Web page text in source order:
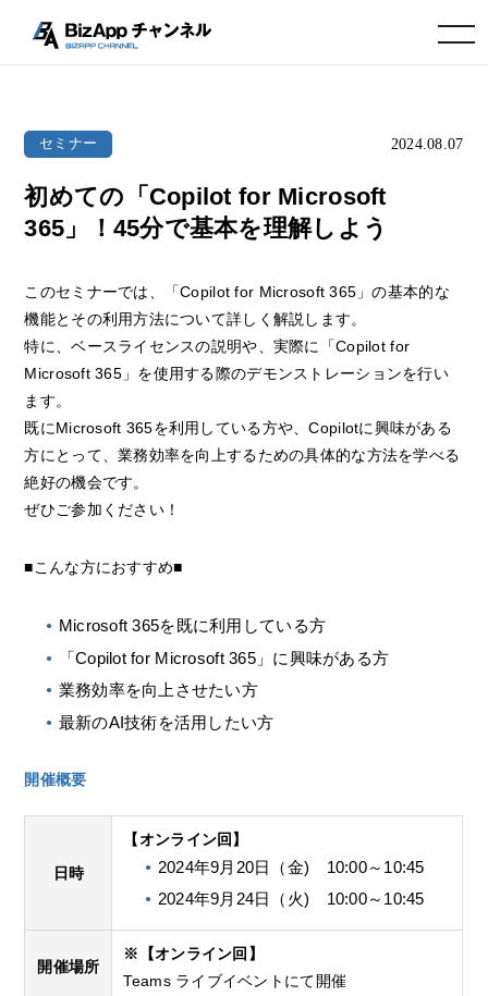
toggle navigation
セミナー 2024.08.07
初めての「Copilot for Microsoft
365」！45分で基本を理解しよう
このセミナーでは、「Copilot for Microsoft 365」の基本的な
機能とその利用方法について詳しく解説します。
特に、ベースライセンスの説明や、実際に「Copilot for
Microsoft 365」を使用する際のデモンストレーションを行い
ます。
既にMicrosoft 365を利用している方や、Copilotに興味がある
方にとって、業務効率を向上するための具体的な方法を学べる
絶好の機会です。
ぜひご参加ください！
■こんな方におすすめ■
Microsoft 365を既に利用している方
「Copilot for Microsoft 365」に興味がある方
業務効率を向上させたい方
最新のAI技術を活用したい方
開催概要
日時
【オンライン回】
2024年9月20日（金) 10:00～10:45
2024年9月24日（火) 10:00～10:45
開催場所
※【オンライン回】
Teams ライブイベントにて開催